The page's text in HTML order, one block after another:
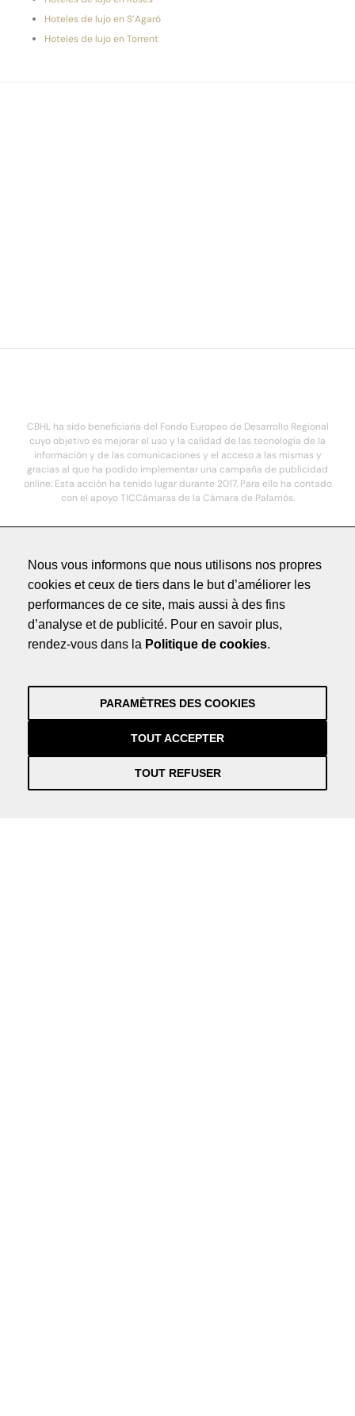
Hoteles de lujo en S’Agaró
Hoteles de lujo en Torrent
CBHL ha sido beneficiaria del Fondo Europeo de Desarrollo Regional
cuyo objetivo es mejorar el uso y la calidad de las tecnología de la
información y de las comunicaciones y el acceso a las mismas y
gracias al que ha podido implementar una campaña de publicidad
online. Esta acción ha tenido lugar durante 2017. Para ello ha contado
con el apoyo TICCámaras de la Cámara de Palamós.
© 2021. COSTA BRAVA HOTELS DE LUXE - Todos los derechos reservados
Politique de Confidentialité
Politique de Confidentialité
Nous vous informons que nous utilisons nos propres
cookies et ceux de tiers dans le but d’améliorer les
performances de ce site, mais aussi à des fins
d’analyse et de publicité. Pour en savoir plus,
rendez-vous dans la Politique de cookies.
PARAMÈTRES DES COOKIES
TOUT REFUSER
TOUT ACCEPTER